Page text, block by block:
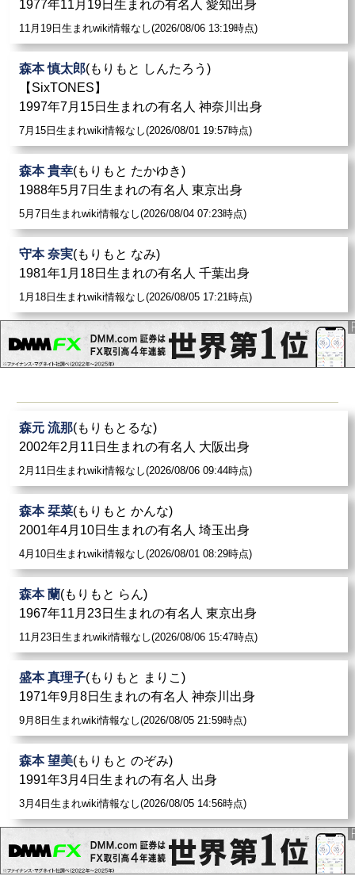
1977年11月19日生まれの有名人 愛知出身
11月19日生まれwiki情報なし(2026/08/06 13:19時点)
森本 慎太郎(もりもと しんたろう)
【SixTONES】
1997年7月15日生まれの有名人 神奈川出身
7月15日生まれwiki情報なし(2026/08/01 19:57時点)
森本 貴幸(もりもと たかゆき)
1988年5月7日生まれの有名人 東京出身
5月7日生まれwiki情報なし(2026/08/04 07:23時点)
守本 奈実(もりもと なみ)
1981年1月18日生まれの有名人 千葉出身
1月18日生まれwiki情報なし(2026/08/05 17:21時点)
森元 流那(もりもとるな)
2002年2月11日生まれの有名人 大阪出身
2月11日生まれwiki情報なし(2026/08/06 09:44時点)
森本 栞菜(もりもと かんな)
2001年4月10日生まれの有名人 埼玉出身
4月10日生まれwiki情報なし(2026/08/01 08:29時点)
森本 蘭(もりもと らん)
1967年11月23日生まれの有名人 東京出身
11月23日生まれwiki情報なし(2026/08/06 15:47時点)
盛本 真理子(もりもと まりこ)
1971年9月8日生まれの有名人 神奈川出身
9月8日生まれwiki情報なし(2026/08/05 21:59時点)
森本 望美(もりもと のぞみ)
1991年3月4日生まれの有名人 出身
3月4日生まれwiki情報なし(2026/08/05 14:56時点)